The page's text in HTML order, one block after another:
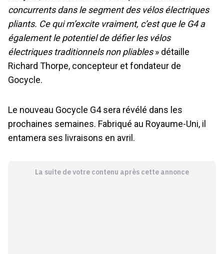
concurrents dans le segment des vélos électriques
pliants. Ce qui m’excite vraiment, c’est que le G4 a
également le potentiel de défier les vélos
électriques traditionnels non pliables» détaille
Richard Thorpe, concepteur et fondateur de
Gocycle.
Le nouveau Gocycle G4 sera révélé dans les
prochaines semaines. Fabriqué au Royaume-Uni, il
entamera ses livraisons en avril.
La suite de votre contenu après cette annonce